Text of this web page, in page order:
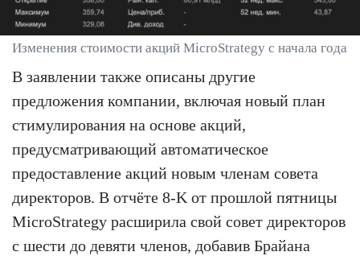
Изменения стоимости акций MicroStrategy с начала года
В заявлении также описаны другие
предложения компании, включая новый план
стимулирования на основе акций,
предусматривающий автоматическое
предоставление акций новым членам совета
директоров. В отчёте 8-K от прошлой пятницы
MicroStrategy расширила свой совет директоров
с шести до девяти членов, добавив Брайана